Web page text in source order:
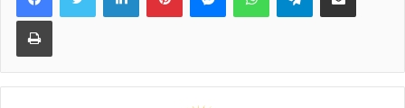
Print